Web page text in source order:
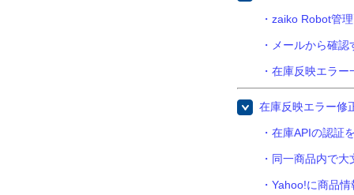
・zaiko Robot管
・メールから確認
・在庫反映エラー
在庫反映エラー修
・在庫APIの認証
・同一商品内で
・Yahoo!に商品